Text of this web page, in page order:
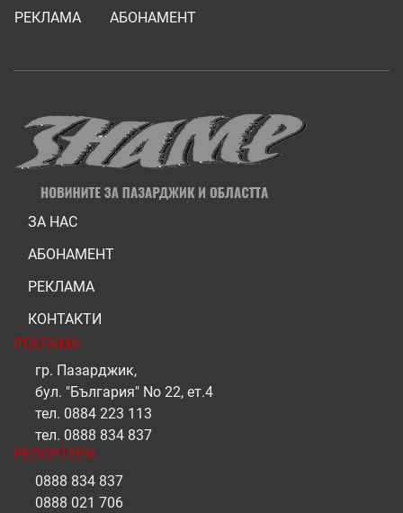
РЕКЛАМА
АБОНАМЕНТ
ЗА НАС
АБОНАМЕНТ
РЕКЛАМА
КОНТАКТИ
РЕКЛАМА
гр. Пазарджик,
бул. "България" No 22, ет.4
тел. 0884 223 113
тел. 0888 834 837
РЕПОРТЕРИ
0888 834 837
0888 021 706